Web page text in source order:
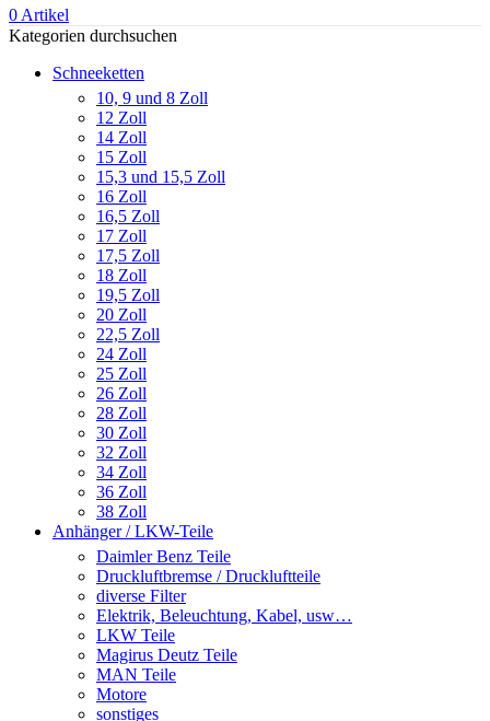
0 Artikel
Kategorien durchsuchen
Schneeketten
10, 9 und 8 Zoll
12 Zoll
14 Zoll
15 Zoll
15,3 und 15,5 Zoll
16 Zoll
16,5 Zoll
17 Zoll
17,5 Zoll
18 Zoll
19,5 Zoll
20 Zoll
22,5 Zoll
24 Zoll
25 Zoll
26 Zoll
28 Zoll
30 Zoll
32 Zoll
34 Zoll
36 Zoll
38 Zoll
Anhänger / LKW-Teile
Daimler Benz Teile
Druckluftbremse / Druckluftteile
diverse Filter
Elektrik, Beleuchtung, Kabel, usw…
LKW Teile
Magirus Deutz Teile
MAN Teile
Motore
sonstiges